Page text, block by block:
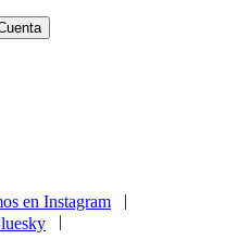
|
|